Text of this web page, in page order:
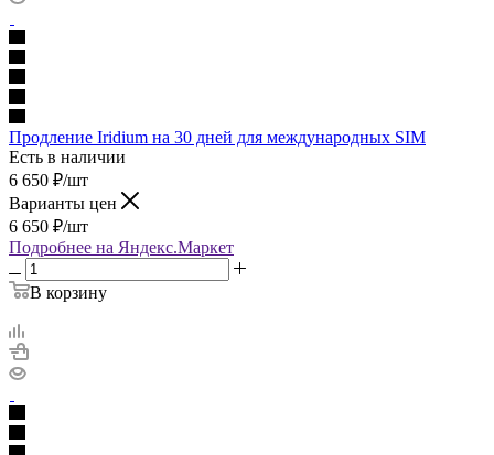
Продление Iridium на 30 дней для международных SIM
Есть в наличии
6 650 ₽/шт
Варианты цен
6 650 ₽/шт
Подробнее на Яндекс.Маркет
В корзину